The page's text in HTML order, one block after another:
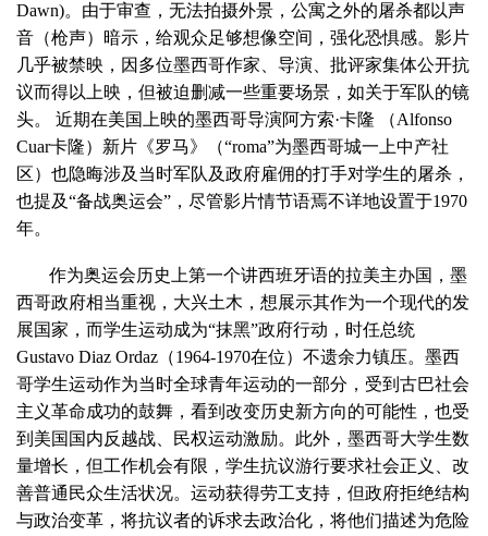
Dawn)。由于审查，无法拍摄外景，公寓之外的屠杀都以声
音（枪声）暗示，给观众足够想像空间，强化恐惧感。影片
几乎被禁映，因多位墨西哥作家、导演、批评家集体公开抗
议而得以上映，但被迫删减一些重要场景，如关于军队的镜
头。 近期在美国上映的墨西哥导演阿方索·卡隆 （Alfonso
Cuar卡隆）新片《罗马》（“roma”为墨西哥城一上中产社
区）也隐晦涉及当时军队及政府雇佣的打手对学生的屠杀，
也提及“备战奥运会”，尽管影片情节语焉不详地设置于1970
年。
作为奥运会历史上第一个讲西班牙语的拉美主办国，墨
西哥政府相当重视，大兴土木，想展示其作为一个现代的发
展国家，而学生运动成为“抹黑”政府行动，时任总统
Gustavo Diaz Ordaz（1964-1970在位）不遗余力镇压。墨西
哥学生运动作为当时全球青年运动的一部分，受到古巴社会
主义革命成功的鼓舞，看到改变历史新方向的可能性，也受
到美国国内反越战、民权运动激励。此外，墨西哥大学生数
量增长，但工作机会有限，学生抗议游行要求社会正义、改
善普通民众生活状况。运动获得劳工支持，但政府拒绝结构
与政治变革，将抗议者的诉求去政治化，将他们描述为危险